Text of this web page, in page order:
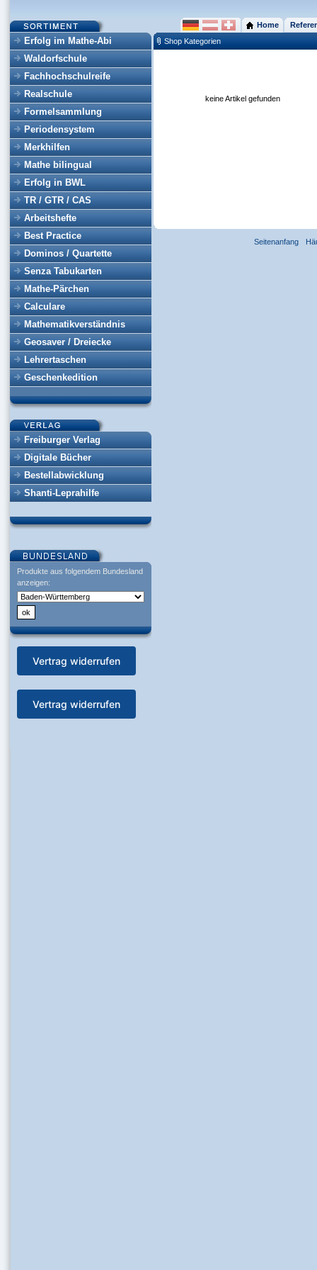
Erfolg im Mathe-Abi
Waldorfschule
Fachhochschulreife
Realschule
Formelsammlung
Periodensystem
Merkhilfen
Mathe bilingual
Erfolg in BWL
TR / GTR / CAS
Arbeitshefte
Best Practice
Dominos / Quartette
Senza Tabukarten
Mathe-Pärchen
Calculare
Mathematikverständnis
Geosaver / Dreiecke
Lehrertaschen
Geschenkedition
Freiburger Verlag
Digitale Bücher
Bestellabwicklung
Shanti-Leprahilfe
Produkte aus folgendem Bundesland
anzeigen:
Vertrag widerrufen
Vertrag widerrufen
Home
Shop Kategorien
keine Artikel gefunden
Seitenanfang